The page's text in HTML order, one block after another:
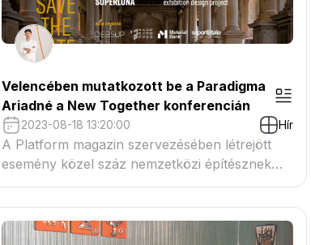
Velencében mutatkozott be a Paradigma
Ariadné a New Together konferencián
2023-08-18 13:20:00 Hír
A Platform magazin szervezésében létrejött
esemény közel száz nemzetközi építésznek
biztosított bemutatkozási lehetőséget
Velencében az Építészeti Biennálé ideje alatt.